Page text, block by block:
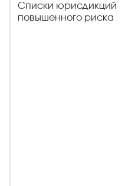
Списки юрисдикций
повышенного риска